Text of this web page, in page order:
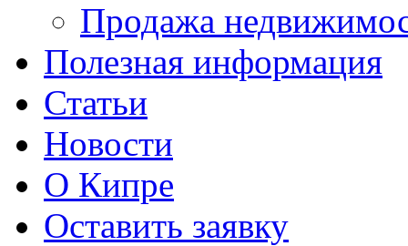
Продажа
Полезная информация
Статьи
Новости
О Кипре
Оставить заявку